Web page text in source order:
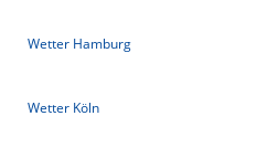
Wetter Hamburg
Wetter Köln